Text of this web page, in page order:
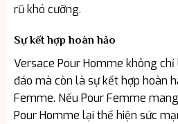
rũ khó cưỡng.
Sự kết hợp hoàn hảo
Versace Pour Homme không
đáo mà còn là sự kết hợp hoàn
Femme. Nếu Pour Femme
Pour Homme lại thể hiện sức